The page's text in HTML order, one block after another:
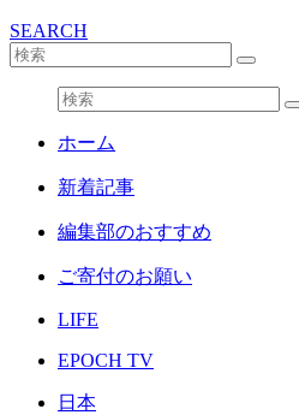
SEARCH
ホーム
新着記事
編集部のおすすめ
ご寄付のお願い
LIFE
EPOCH TV
日本